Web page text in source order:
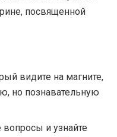
посвященной
видите на магните,
но познавательную
вопросы и узнайте